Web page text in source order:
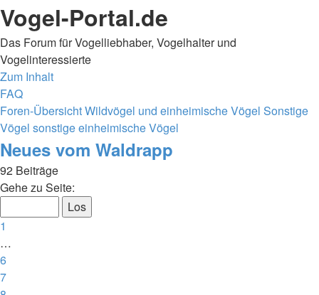
Vogel-Portal.de
Das Forum für Vogelliebhaber, Vogelhalter und
Vogelinteressierte
Zum Inhalt
FAQ
Foren-ÜbersichtWildvögel und einheimische Vögel Sonstige
Vögel sonstige einheimische Vögel
Neues vom Waldrapp
92 Beiträge
Seite
von
Gehe zu Seite:
Vorherige
1
…
6
7